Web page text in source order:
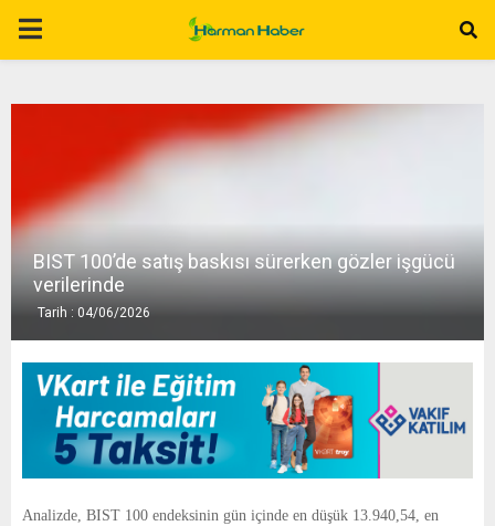
P
M
A
E
BIST 100’de satış baskısı sürerken gözler işgücü
verilerinde
Tarih : 04/06/2026
Analizde, BIST 100 endeksinin gün içinde en düşük 13.940,54, en